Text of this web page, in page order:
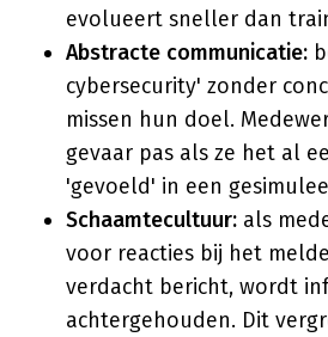
evolueert sneller dan
Abstracte communicatie:
cybersecurity' zonder
missen hun doel.
gevaar pas als ze het al
'gevoeld' in een
Schaamtecultuur: als
voor reacties bij het
verdacht bericht, wordt
achtergehouden. Dit